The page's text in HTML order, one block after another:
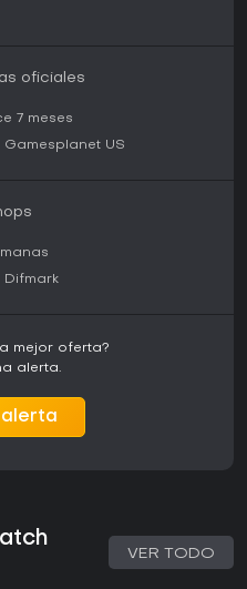
oficiales
7 meses
Gamesplanet US
Difmark
mejor oferta?
alerta.
VER TODO